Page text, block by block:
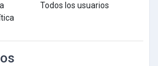
Todos los usuarios